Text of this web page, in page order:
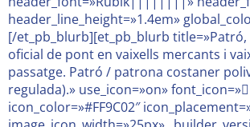
header_line_height=»1.4em»
[/et_pb_blurb][et_pb_blurb
oficial de pont en vaixells mercants i
passatge. Patró / patrona costaner
regulada).» use_icon=»on»
icon_color=»#FF9C02″